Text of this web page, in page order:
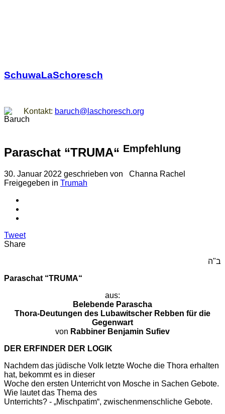
SchuwaLaSchoresch
Kontakt: baruch@laschoresch.org
Paraschat “TRUMA“ Empfehlung
30. Januar 2022 geschrieben von
Channa Rachel
Freigegeben in Trumah
Tweet
Share
ב"ה
Paraschat “TRUMA“
aus:
Belebende Parascha
Thora-Deutungen des Lubawitscher Rebben für die
Gegenwart
von Rabbiner Benjamin Sufiev
DER ERFINDER DER LOGIK
Nachdem das jüdische Volk letzte Woche die Thora erhalten
hat, bekommt es in dieser
Woche den ersten Unterricht von Mosche in Sachen Gebote.
Wie lautet das Thema des
Unterrichts? - „Mischpatim“, zwischenmenschliche Gebote.